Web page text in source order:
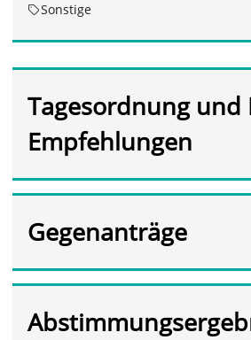
Sonstige
Tagesordnung und
Empfehlungen
Gegenanträge